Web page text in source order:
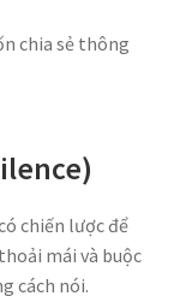
chia sẻ thông
chiến lược để
mái và buộc
cách nói.